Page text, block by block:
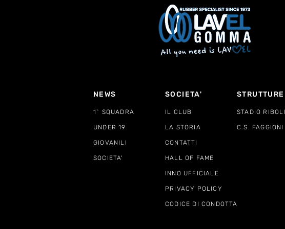
NEWS SOCIETA' STRUTTURE
1^ SQUADRA IL CLUB STADIO RIBOLI
UNDER 19 LA STORIA C.S. FAGGIONI
GIOVANILI CONTATTI
SOCIETA' HALL OF FAME
INNO UFFICIALE
PRIVACY POLICY
CODICE DI CONDOTTA